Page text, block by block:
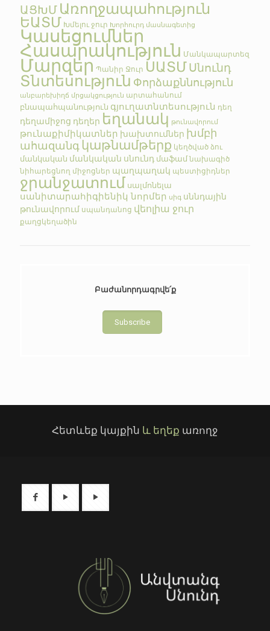
ԱՑԽՄ Առողջապահություն
ԵԱՏՄ Խմելու ջուր Խորհուրդ մասնագետից
Կասեցումներ
Հասարակություն Մանկապարտեզ
Մարզեր Պանիր Ջուր ՍԱՏՄՍնունդ
Տնտեսություն Փորձաքննություն
անբարեխիղճ մրցակցություն արտահանում
բնապահպանություն գյուղատնտեսություն դեղ
դեղամիջոց դեղեր եղանակ թունավորում
թունաքիմիկատներ խախտումներ խմբի
ահազանգկաթնամթերք կեղծված ձու
մանկական մանկական սնունդ մաֆամ նախագիծ
նիհարեցնող միջոցներ պաղպաղակ պեստիցիդներ
ջրանջատում սալմոնելա
սանիտարահիգիենիկ նորմեր սիգ սննդային
թունավորում սպանդանոց վեոլիա ջուր
քաղցկեղածին
Բաժանորդագրվե՛ք
Subscribe
Հետևեք կայքին և եղեք առողջ